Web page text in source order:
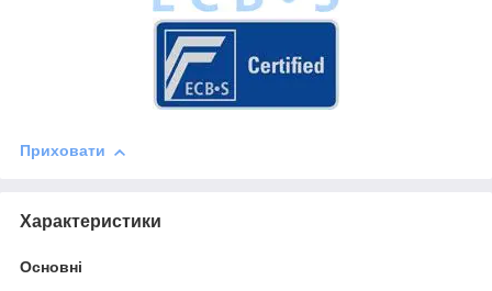
Приховати
Характеристики
Основні